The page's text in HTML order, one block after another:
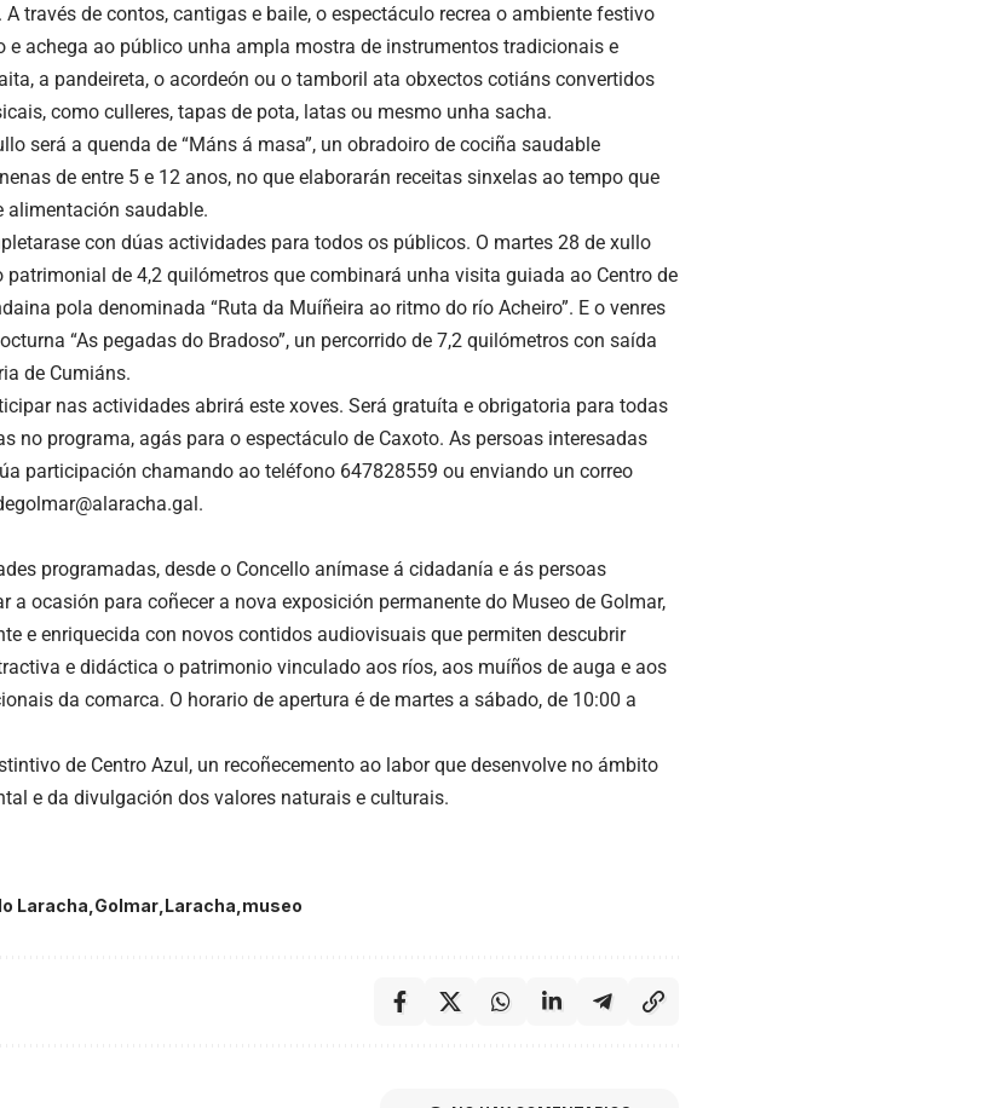
través de contos, cantigas e baile, o espectáculo recrea o ambiente festivo
e achega ao público unha ampla mostra de instrumentos tradicionais e
a pandeireta, o acordeón ou o tamboril ata obxectos cotiáns convertidos
como culleres, tapas de pota, latas ou mesmo unha sacha.
será a quenda de “Máns á masa”, un obradoiro de cociña saudable
de entre 5 e 12 anos, no que elaborarán receitas sinxelas ao tempo que
alimentación saudable.
con dúas actividades para todos os públicos. O martes 28 de xullo
patrimonial de 4,2 quilómetros que combinará unha visita guiada ao Centro de
pola denominada “Ruta da Muíñeira ao ritmo do río Acheiro”. E o venres
“As pegadas do Bradoso”, un percorrido de 7,2 quilómetros con saída
de Cumiáns.
nas actividades abrirá este xoves. Será gratuíta e obrigatoria para todas
no programa, agás para o espectáculo de Caxoto. As persoas interesadas
participación chamando ao teléfono 647828559 ou enviando un correo
.
programadas, desde o Concello anímase á cidadanía e ás persoas
a ocasión para coñecer a nova exposición permanente do Museo de Golmar,
e enriquecida con novos contidos audiovisuais que permiten descubrir
e didáctica o patrimonio vinculado aos ríos, aos muíños de auga e aos
da comarca. O horario de apertura é de martes a sábado, de 10:00 a
de Centro Azul, un recoñecemento ao labor que desenvolve no ámbito
e da divulgación dos valores naturais e culturais.
Laracha Golmar Laracha museo